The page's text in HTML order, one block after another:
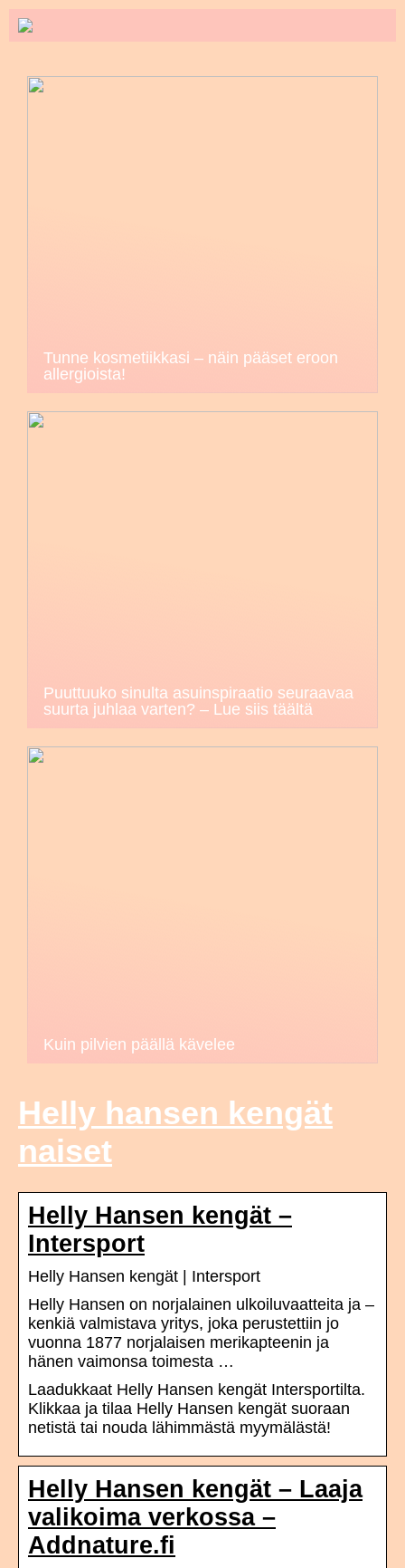
Tunne kosmetiikkasi – näin pääset eroon
allergioista!
Puuttuuko sinulta asuinspiraatio seuraavaa
suurta juhlaa varten? – Lue siis täältä
Kuin pilvien päällä kävelee
Helly hansen kengät
naiset
Helly Hansen kengät –
Intersport
Helly Hansen kengät | Intersport
Helly Hansen on norjalainen ulkoiluvaatteita ja –
kenkiä valmistava yritys, joka perustettiin jo
vuonna 1877 norjalaisen merikapteenin ja
hänen vaimonsa toimesta …
Laadukkaat Helly Hansen kengät Intersportilta.
Klikkaa ja tilaa Helly Hansen kengät suoraan
netistä tai nouda lähimmästä myymälästä!
Helly Hansen kengät – Laaja
valikoima verkossa –
Addnature.fi